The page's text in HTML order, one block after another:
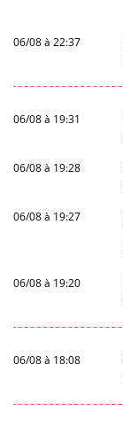
06/08 à 22:37
06/08 à 19:31
06/08 à 19:28
06/08 à 19:27
06/08 à 19:20
06/08 à 18:08